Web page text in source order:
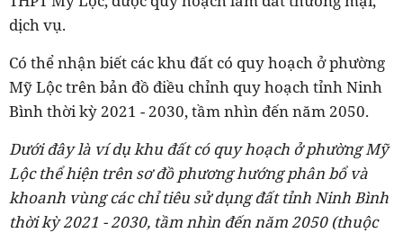
dịch vụ.
Có thể nhận biết các khu đất có quy hoạch ở phường
Mỹ Lộc trên bản đồ điều chỉnh quy hoạch tỉnh Ninh
Bình thời kỳ 2021 - 2030, tầm nhìn đến năm 2050.
Dưới đây là ví dụ khu đất có quy hoạch ở phường Mỹ
Lộc thể hiện trên sơ đồ phương hướng phân bổ và
khoanh vùng các chỉ tiêu sử dụng đất tỉnh Ninh Bình
thời kỳ 2021 - 2030, tầm nhìn đến năm 2050 (thuộc